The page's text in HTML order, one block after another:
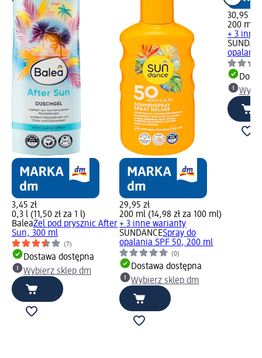
3,45 zł
0,3 l (11,50 zł za 1 l)
BaleaŻel pod prysznic After
Sun, 300 ml
(7)
Dostawa dostępna
Wybierz sklep dm
29,95 zł
200 ml (14,98 zł za 100 ml)
+ 3 inne warianty
SUNDANCESpray do
opalania SPF 50, 200 ml
(0)
Dostawa dostępna
Wybierz sklep dm
30,95 zł
200 ml
+ 3 inne
opalania